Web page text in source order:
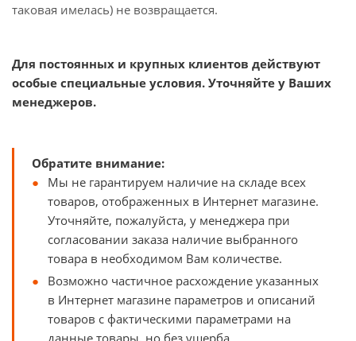
таковая имелась) не возвращается.
Для постоянных и крупных клиентов действуют
особые специальные условия. Уточняйте у Ваших
менеджеров.
Обратите внимание:
Мы не гарантируем наличие на складе всех
товаров, отображенных в Интернет магазине.
Уточняйте, пожалуйста, у менеджера при
согласовании заказа наличие выбранного
товара в необходимом Вам количестве.
Возможно частичное расхождение указанных
в Интернет магазине параметров и описаний
товаров с фактическими параметрами на
данные товары, но без ущерба